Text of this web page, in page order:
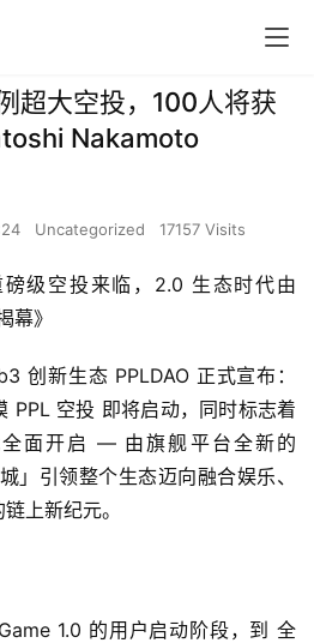
超大空投，100人将获
Nakamoto
Uncategorized 17157 Visits
磅级空投来临，2.0 生态时代由
幕》
创新生态 PPLDAO 正式宣布：
PPL 空投 即将启动，同时标志着
全面开启 — 由旗舰平台全新的
」引领整个生态迈向融合娱乐、
上新纪元。
1.0 的用户启动阶段，到 全